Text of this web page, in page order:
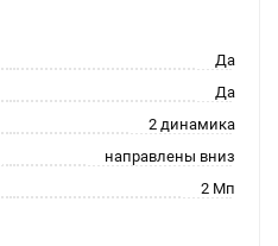
Да
Да
2 динамика
направлены вниз
2 Мп